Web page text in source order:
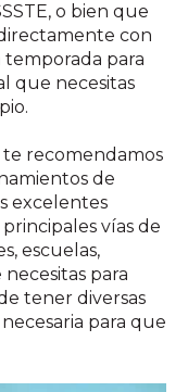
o bien que
con
temporada para
que necesitas
te recomendamos
de
excelentes
vías de
escuelas,
para
tener diversas
para que